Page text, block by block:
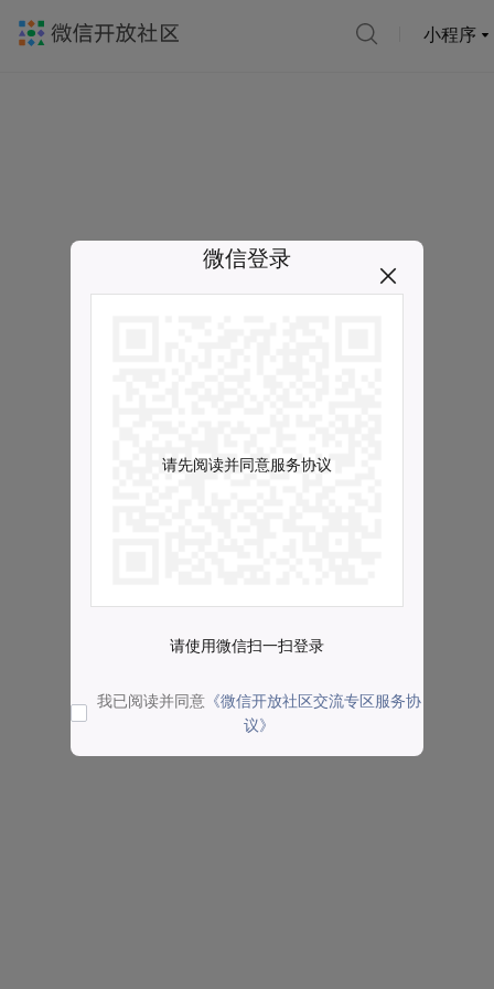
小程序
微信登录
请先阅读并同意服务协议
请使用微信扫一扫登录
我已阅读并同意 《微信开放社区交流专区服务协
议》